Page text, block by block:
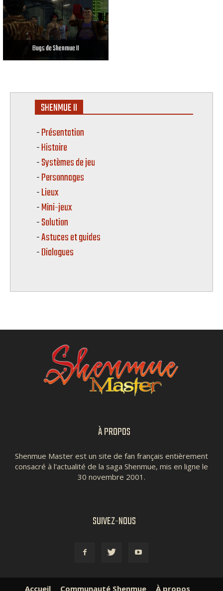
Bugs de Shenmue II
SHENMUE II
Présentation
Histoire
Systèmes de jeu
Personnages
Lieux
Mini-jeux
Solution
Astuces et guides
Dialogues
À PROPOS
Shenmue Master est un site de fan français entièrement
consacré à l'actualité de la saga Shenmue, mis en ligne le
30 novembre 2001.
SUIVEZ-NOUS
Accueil Communauté Shenmue À propos